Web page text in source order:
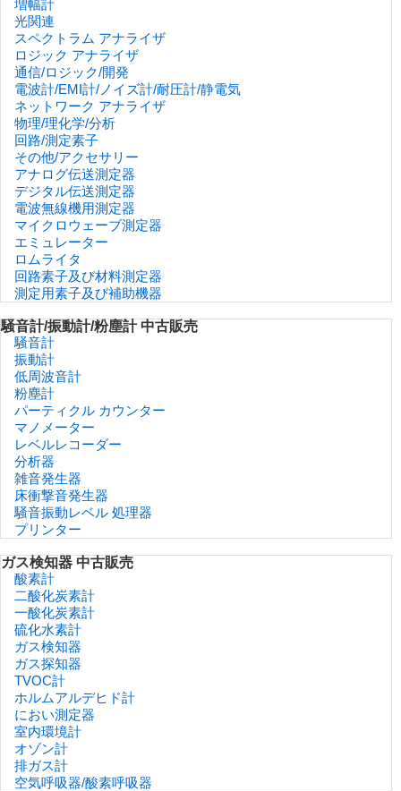
増幅計
光関連
スペクトラム アナライザ
ロジック アナライザ
通信/ロジック/開発
電波計/EMI計/ノイズ計/耐圧計/静電気
ネットワーク アナライザ
物理/理化学/分析
回路/測定素子
その他/アクセサリー
アナログ伝送測定器
デジタル伝送測定器
電波無線機用測定器
マイクロウェーブ測定器
エミュレーター
ロムライタ
回路素子及び材料測定器
測定用素子及び補助機器
騒音計/振動計/粉塵計 中古販売
騒音計
振動計
低周波音計
粉塵計
パーティクル カウンター
マノメーター
レベルレコーダー
分析器
雑音発生器
床衝撃音発生器
騒音振動レベル 処理器
プリンター
ガス検知器 中古販売
酸素計
二酸化炭素計
一酸化炭素計
硫化水素計
ガス検知器
ガス探知器
TVOC計
ホルムアルデヒド計
におい測定器
室内環境計
オゾン計
排ガス計
空気呼吸器/酸素呼吸器